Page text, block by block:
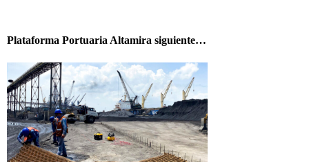
Plataforma Portuaria Altamira siguiente…